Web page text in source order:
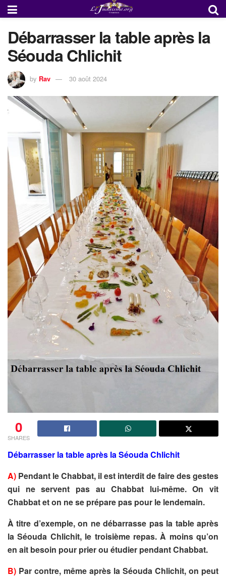
Débarrasser la table après la
Séouda Chlichit
by Rav 30 août 2024
0
SHARES
Débarrasser la table après la Séouda Chlichit
A) Pendant le Chabbat, il est interdit de faire des gestes
qui ne servent pas au Chabbat lui-même. On vit
Chabbat et on ne se prépare pas pour le lendemain.
À titre d’exemple, on ne débarrasse pas la table après
la Séouda Chlichit, le troisième repas. À moins qu’on
en ait besoin pour prier ou étudier pendant Chabbat.
B) Par contre, même après la Séouda Chlichit, on peut